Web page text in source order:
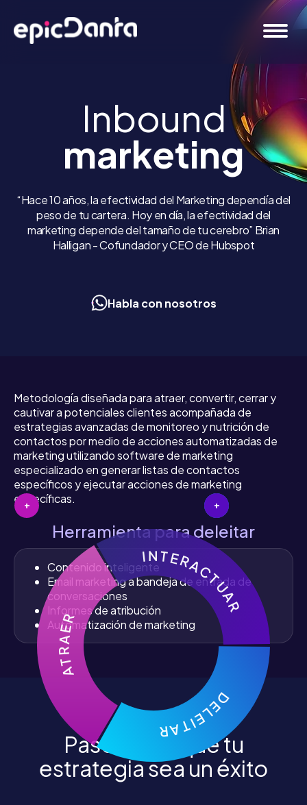
Inbound
marketing
“Hace 10 años, la efectividad del Marketing dependía del
peso de tu cartera. Hoy en día, la efectividad del
marketing depende del tamaño de tu cerebro” Brian
Halligan - Cofundador y CEO de Hubspot
Habla con nosotros
Metodología diseñada para atraer, convertir, cerrar y
cautivar a potenciales clientes acompañada de
estrategias avanzadas de monitoreo y nutrición de
contactos por medio de acciones automatizadas de
marketing utilizando software de marketing
especializado en generar listas de contactos
específicos y ejecutar acciones de marketing
específicas.
D E L E I T A R
A T R A E R
I N T E R A C T U A R
+
+ +
Herramienta para deleitar
Contenido inteligente
Email marketing a bandeja de entrada de
conversaciones
Informes de atribución
Automatización de marketing
Pasos para que tu
estrategia sea un éxito